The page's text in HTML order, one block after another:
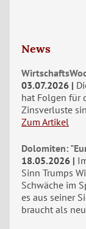
News
03.07.2026
hat Folgen für
Zinsverluste
Zum Artikel
Dolomiten:
18.05.2026
Sinn Trumps
Schwäche im
es aus seiner
braucht als